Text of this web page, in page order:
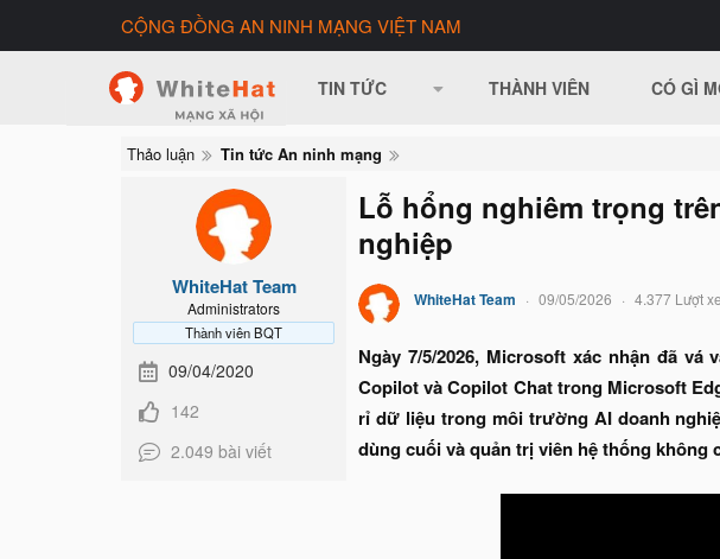
CỘNG ĐỒNG AN NINH MẠNG VIỆT NAM
TIN TỨC THÀNH VIÊN CÓ GÌ
Thảo luận Tin tức An ninh mạng
WhiteHat Team
Administrators
Thành viên BQT
09/04/2020
142
2.049 bài viết
Lỗ hổng nghiêm trọng
nghiệp
WhiteHat Team 09/05/2026 4.377 Lượt
Ngày 7/5/2026, Microsoft xác nhận đã
Copilot và Copilot Chat trong Microsoft
rỉ dữ liệu trong môi trường AI doanh
dùng cuối và quản trị viên hệ thống